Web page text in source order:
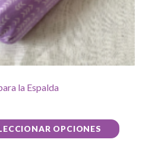
la Espalda
OPCIONES
producto